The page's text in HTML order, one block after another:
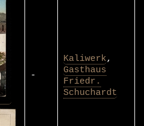
-
Kaliwerk,
Gasthaus
Friedr.
Schuchardt